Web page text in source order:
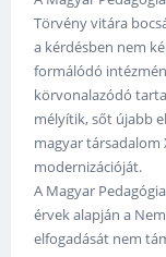
Törvény vitára
a kérdésben nem
formálódó
körvonalazódó
mélyítik, sőt újabb
magyar társadalom
modernizációját.
A Magyar
érvek alapján a
elfogadását nem